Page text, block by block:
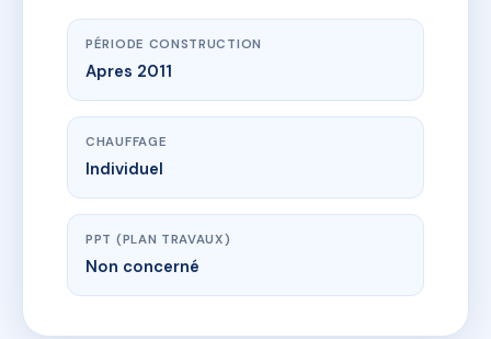
PÉRIODE CONSTRUCTION
Apres 2011
CHAUFFAGE
Individuel
PPT (PLAN TRAVAUX)
Non concerné